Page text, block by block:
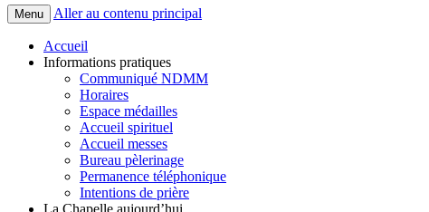
Menu Aller au contenu principal
Accueil
Informations pratiques
Communiqué NDMM
Horaires
Espace médailles
Accueil spirituel
Accueil messes
Bureau pèlerinage
Permanence téléphonique
Intentions de prière
La Chapelle aujourd’hui